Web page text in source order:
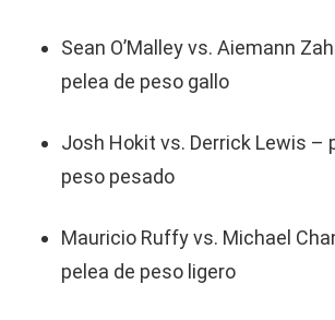
Sean O’Malley vs. Aiemann
pelea de peso gallo
Josh Hokit vs. Derrick Lewis –
peso pesado
Mauricio Ruffy vs. Michael
pelea de peso ligero